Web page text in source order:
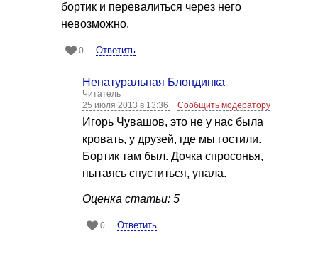
бортик и перевалиться через него
невозможно.
0 Ответить
Ненатуральная Блондинка
Читатель
25 июля 2013 в 13:36
Сообщить модератору
Игорь Чувашов, это не у нас была
кровать, у друзей, где мы гостили.
Бортик там был. Дочка спросонья,
пытаясь спуститься, упала.
Оценка статьи: 5
0 Ответить